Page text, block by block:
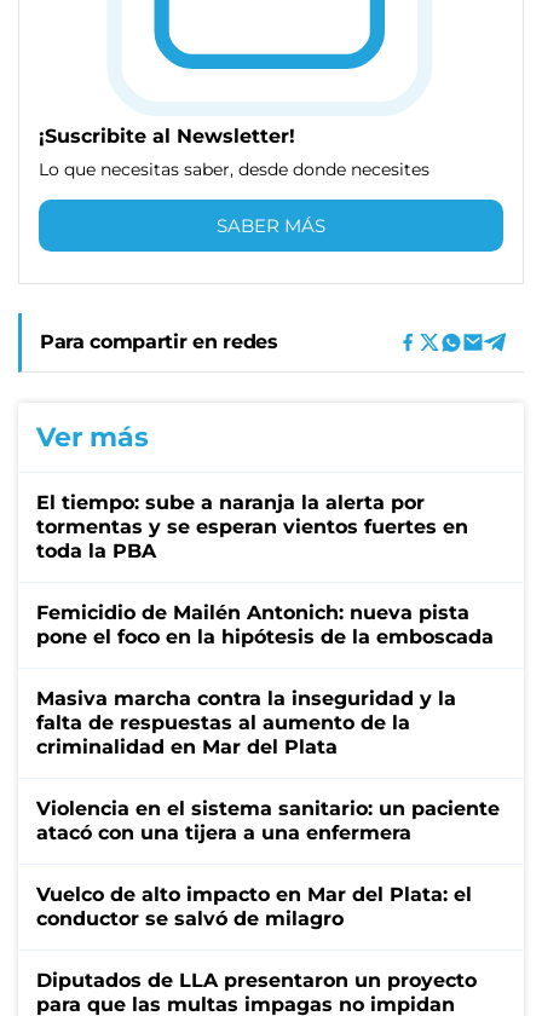
¡Suscribite al Newsletter!
Lo que necesitas saber, desde donde necesites
SABER MÁS
Para compartir en redes
Ver más
El tiempo: sube a naranja la alerta por
tormentas y se esperan vientos fuertes en
toda la PBA
Femicidio de Mailén Antonich: nueva pista
pone el foco en la hipótesis de la emboscada
Masiva marcha contra la inseguridad y la
falta de respuestas al aumento de la
criminalidad en Mar del Plata
Violencia en el sistema sanitario: un paciente
atacó con una tijera a una enfermera
Vuelco de alto impacto en Mar del Plata: el
conductor se salvó de milagro
Diputados de LLA presentaron un proyecto
para que las multas impagas no impidan